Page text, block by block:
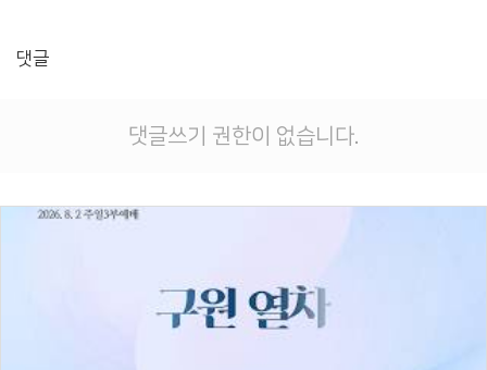
댓글
댓글쓰기 권한이 없습니다.